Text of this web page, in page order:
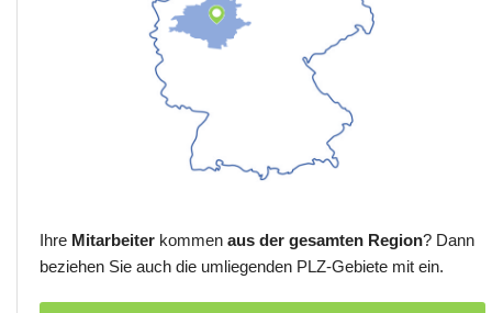
Ihre Mitarbeiter kommen aus der gesamten Region? Dann
beziehen Sie auch die umliegenden PLZ-Gebiete mit ein.